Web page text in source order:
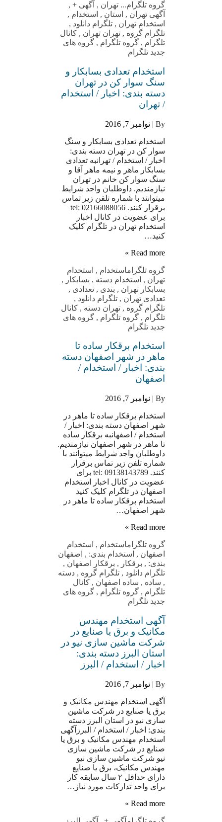
گروه تلگرام... تهران , آگهی +,
آگهی تهران , استان , استخدام ,
استخدام تهران , تلگرام دانلود ,
تلگرام گروه , تهران تهران , کانال
تلگرام , گروه تلگرام , گروه های
جدید تلگرام
استخدام تعدادی بسابکار و
سنگ سوار کن در تهران
دسته بندی: اخبار / استخدام
/ تهران
By | نوامبر 7, 2016
استخدام تعدادی بسابکار و سنگ
سوار کن در تهران دسته بندی:
اخبار / استخدام / تهرانبه تعدادی
بسابکار ماهر و نیمه ماهر آقا و
سنگ سوار کن خانم در تهران
نیازمندیم. داوطلبان واجد شرایط
میتوانند با شماره تلفن زیر تماس
برقرار کنند. tel: 02166088056
برای عضویت در کانال اخبار
استخدام تهران در تلگرام کلیک
کنید…
Read more »
گروه تلگراماستخدام , استخدام
تهران , استخدام دسته , بسابکار ,
بسابکار تهران , بندی , تعدادی ,
تعدادی تهران , تلگرام دانلود ,
تلگرام گروه , تهران دسته , کانال
تلگرام , گروه تلگرام , گروه های
جدید تلگرام
استخدام برقکار ساده تا
ماهر در شهر اصفهان دسته
بندی: اخبار / استخدام /
اصفهان
By | نوامبر 7, 2016
استخدام برقکار ساده تا ماهر در
شهر اصفهان دسته بندی: اخبار /
استخدام / اصفهانبه برقکار ساده
تا ماهر در شهر اصفهان نیازمندیم.
داوطلبان واجد شرایط میتوانند با
شماره تلفن زیر تماس برقرار
کنند. tel: 09138143789 برای
عضویت در کانال اخبار استخدام
اصفهان در تلگرام کلیک کنید
استخدام برقکار ساده تا ماهر در
شهر اصفهان…
Read more »
گروه تلگراماستخدام , استخدام
اصفهان , استخدام بندی: , اصفهان
بندی: , برقکار , برقکار اصفهان ,
تلگرام دانلود , تلگرام گروه , دسته
, ساده , ساده اصفهان , کانال
تلگرام , گروه تلگرام , گروه های
جدید تلگرام
آگهی استخدام مهندس
مکانیک و برق یا صنایع در
شرکت ماشین سازی نیو در
استان البرز دسته بندی:
اخبار / استخدام / البرز
By | نوامبر 7, 2016
آگهی استخدام مهندس مکانیک و
برق یا صنایع در شرکت ماشین
سازی نیو در استان البرز دسته
بندی: اخبار / استخدام / البرزآگهی
استخدام مهندس مکانیک و برق یا
صنایع در شرکت ماشین سازی
نیو شرکت ماشین سازی نیو
مهندس مکانیک، برق یا صنایع
دارای حداقل ۲ سال سابقه کار
برای واحد تدارکات مورد نیاز…
Read more »